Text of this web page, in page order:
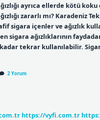
ayrıca ellerde kötü
zararlı mı? Karadeniz
sigara içenler ve ağızlık
sigara ağızlıklarının
tekrar kullanılabilir.
2 Yorum
https://vyfi.com.tr